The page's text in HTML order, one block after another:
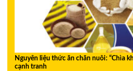
Nguyên liệu thức ăn chăn nuôi: “Chìa
cạnh tranh